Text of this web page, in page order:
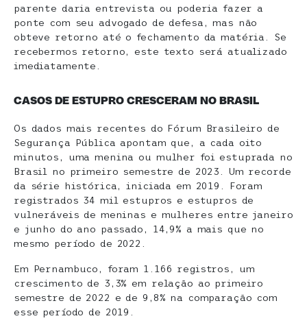
parente daria entrevista ou poderia fazer a
ponte com seu advogado de defesa, mas não
obteve retorno até o fechamento da matéria. Se
recebermos retorno, este texto será atualizado
imediatamente.
CASOS DE ESTUPRO CRESCERAM NO BRASIL
Os dados mais recentes do Fórum Brasileiro de
Segurança Pública apontam que, a cada oito
minutos, uma menina ou mulher foi estuprada no
Brasil no primeiro semestre de 2023. Um recorde
da série histórica, iniciada em 2019. Foram
registrados 34 mil estupros e estupros de
vulneráveis de meninas e mulheres entre janeiro
e junho do ano passado, 14,9% a mais que no
mesmo período de 2022.
Em Pernambuco, foram 1.166 registros, um
crescimento de 3,3% em relação ao primeiro
semestre de 2022 e de 9,8% na comparação com
esse período de 2019.